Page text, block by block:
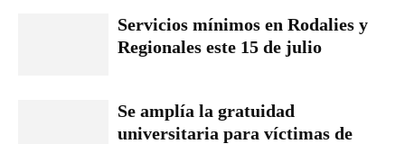
Servicios mínimos en Rodalies y
Regionales este 15 de julio
Se amplía la gratuidad
universitaria para víctimas de